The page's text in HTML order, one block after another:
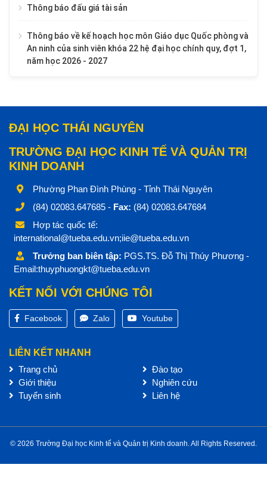
Thông báo đấu giá tài sản
Thông báo về kế hoạch học môn Giáo dục Quốc phòng và
An ninh của sinh viên khóa 22 hệ đại học chính quy, đợt 1,
năm học 2026 - 2027
ĐẠI HỌC THÁI NGUYÊN
TRƯỜNG ĐẠI HỌC KINH TẾ VÀ QUẢN TRỊ
KINH DOANH
Phường Phan Đình Phùng - Tỉnh Thái Nguyên
(84) 02083.647685 - Fax: (84) 02083.647684
Hợp tác quốc tế:
international@tueba.edu.vn;iie@tueba.edu.vn
Trưởng ban biên tập: PGS.TS. Đỗ Thị Thúy Phương -
Email:thuyphuongkt@tueba.edu.vn
KẾT NỐI VỚI CHÚNG TÔI
Facebook Zalo Youtube
LIÊN KẾT NHANH
Trang chủ
Giới thiệu
Tuyển sinh
Đào tạo
Nghiên cứu
Liên hệ
© 2026 Trường Đại học Kinh tế và Quản trị Kinh doanh. All Rights Reserved.